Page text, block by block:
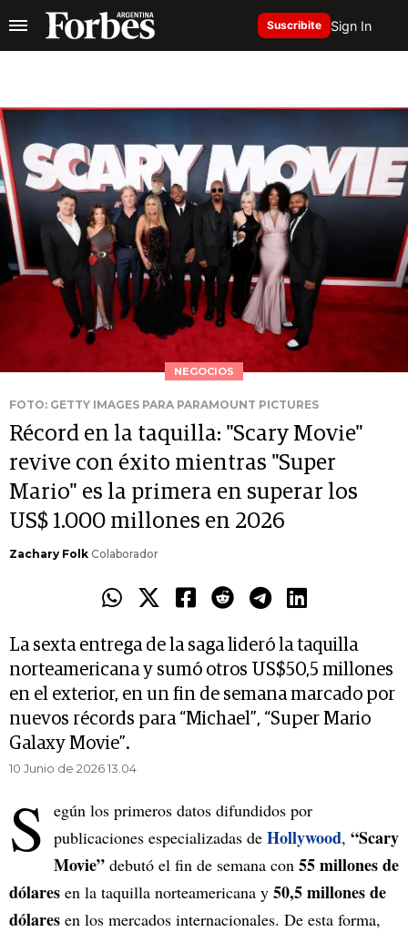
Suscribite Sign In
NEGOCIOS
FOTO: GETTY IMAGES PARA PARAMOUNT PICTURES
Récord en la taquilla: "Scary Movie"
revive con éxito mientras "Super
Mario" es la primera en superar los
US$ 1.000 millones en 2026
Zachary Folk Colaborador
La sexta entrega de la saga lideró la taquilla
norteamericana y sumó otros US$50,5 millones
en el exterior, en un fin de semana marcado por
nuevos récords para “Michael”, “Super Mario
Galaxy Movie”.
10 Junio de 2026 13.04
S egún los primeros datos difundidos por
publicaciones especializadas de Hollywood, “Scary
Movie” debutó el fin de semana con 55 millones de
dólares en la taquilla norteamericana y 50,5 millones de
dólares en los mercados internacionales. De esta forma,